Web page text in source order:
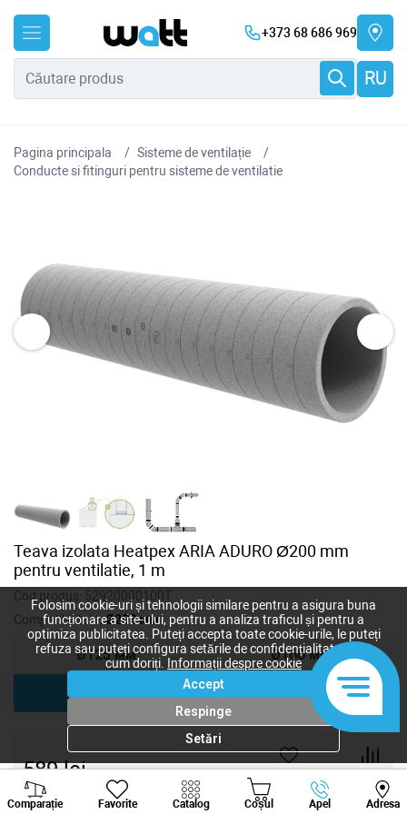
+373 68 686 969
RU
Pagina principala
Sisteme de ventilație
Conducte si fitinguri pentru sisteme de ventilatie
Teava izolata Heatpex ARIA ADURO Ø200 mm
pentru ventilatie, 1 m
Cod produs: 52920000100T
Compatibilitate:Ø200 мм
Ø125 мм Ø160 мм
589lei
Comparație Favorite Catalog Coșul Apel Adresa
Viber Whatsapp
Folosim cookie-uri și tehnologii similare pentru a asigura buna
funcționare a site-ului, pentru a analiza traficul și pentru a
optimiza publicitatea. Puteți accepta toate cookie-urile, le puteți
refuza sau puteți configura setările de confidențialitate după
cum doriți.
Informații despre cookie
Accept
Respinge
Setări